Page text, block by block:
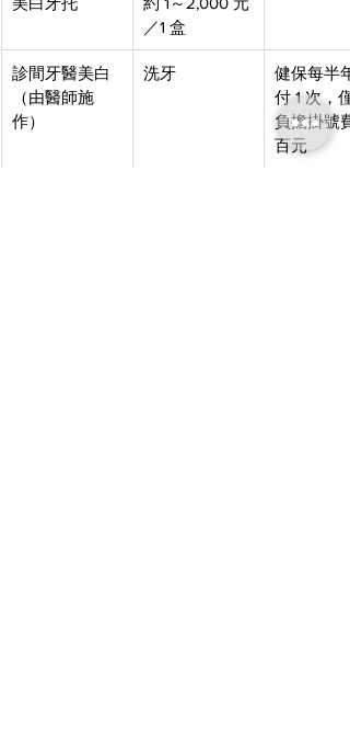
／1 盒
診間牙醫美白
（由醫師施
作）
洗牙
健保每半
付 1 次，
負擔掛號
百元